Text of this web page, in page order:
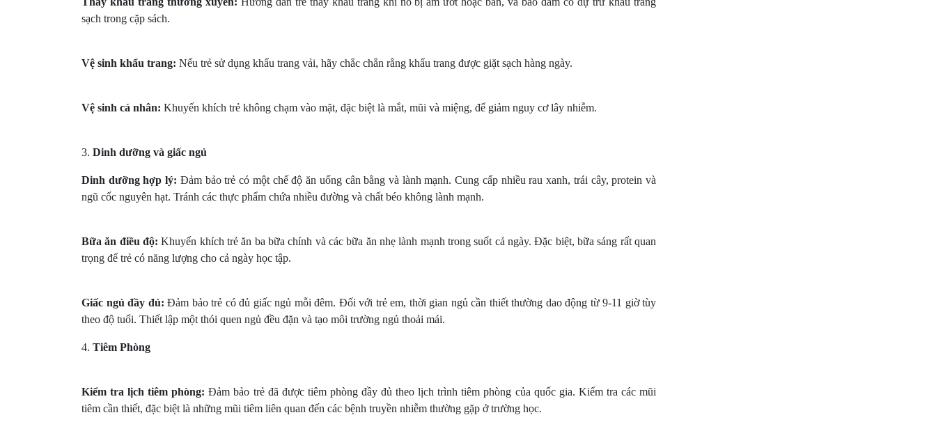
sạch trong cặp sách.
Vệ sinh khẩu trang: Nếu trẻ sử dụng khẩu trang vải, hãy chắc chắn rằng khẩu trang được giặt sạch hàng ngày.
Vệ sinh cá nhân: Khuyến khích trẻ không chạm vào mặt, đặc biệt là mắt, mũi và miệng, để giảm nguy cơ lây nhiễm.
3. Dinh dưỡng và giấc ngủ
Dinh dưỡng hợp lý: Đảm bảo trẻ có một chế độ ăn uống cân bằng và lành mạnh. Cung cấp nhiều rau xanh, trái cây, protein và
ngũ cốc nguyên hạt. Tránh các thực phẩm chứa nhiều đường và chất béo không lành mạnh.
Bữa ăn điều độ: Khuyến khích trẻ ăn ba bữa chính và các bữa ăn nhẹ lành mạnh trong suốt cả ngày. Đặc biệt, bữa sáng rất quan
trọng để trẻ có năng lượng cho cả ngày học tập.
Giấc ngủ đầy đủ: Đảm bảo trẻ có đủ giấc ngủ mỗi đêm. Đối với trẻ em, thời gian ngủ cần thiết thường dao động từ 9-11 giờ tùy
theo độ tuổi. Thiết lập một thói quen ngủ đều đặn và tạo môi trường ngủ thoải mái.
4. Tiêm Phòng
Kiểm tra lịch tiêm phòng: Đảm bảo trẻ đã được tiêm phòng đầy đủ theo lịch trình tiêm phòng của quốc gia. Kiểm tra các mũi
tiêm cần thiết, đặc biệt là những mũi tiêm liên quan đến các bệnh truyền nhiễm thường gặp ở trường học.